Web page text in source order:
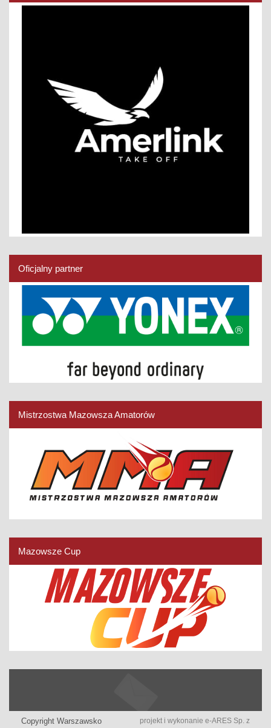
Oficjalny partner
Mistrzostwa Mazowsza Amatorów
Mazowsze Cup
Copyright Warszawsko
projekt i wykonanie e-ARES Sp. z